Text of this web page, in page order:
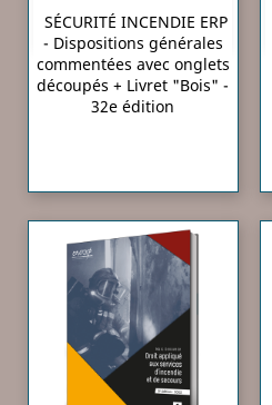
SÉCURITÉ INCENDIE ERP
- Dispositions générales
commentées avec onglets
découpés + Livret "Bois" -
32e édition